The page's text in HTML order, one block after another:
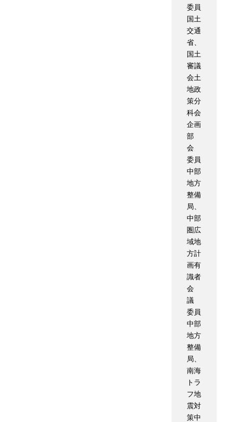
委員
国土
交通
省、
国土
審議
会土
地政
策分
科会
企画
部
会
委員
中部
地方
整備
局、
中部
圏広
域地
方計
画有
識者
会
議
委員
中部
地方
整備
局、
南海
トラ
フ地
震対
策中